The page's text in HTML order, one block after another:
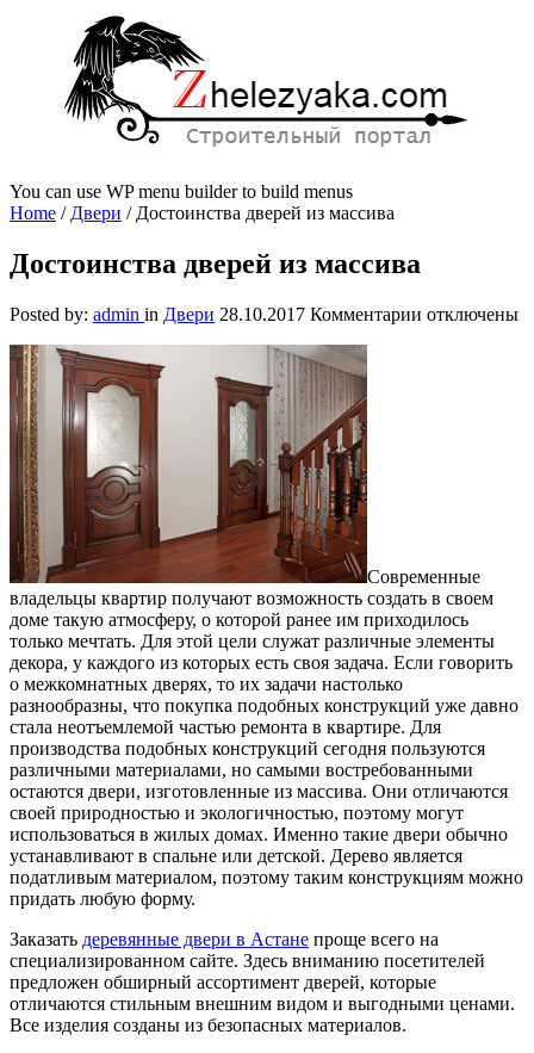
You can use WP menu builder to build menus
Home / Двери / Достоинства дверей из массива
Достоинства дверей из массива
Posted by: admin in Двери 28.10.2017 Комментарии котключены
Современные
владельцы квартир получают возможность создать в своем
доме такую атмосферу, о которой ранее им приходилось
только мечтать. Для этой цели служат различные элементы
декора, у каждого из которых есть своя задача. Если говорить
о межкомнатных дверях, то их задачи настолько
разнообразны, что покупка подобных конструкций уже давно
стала неотъемлемой частью ремонта в квартире. Для
производства подобных конструкций сегодня пользуются
различными материалами, но самыми востребованными
остаются двери, изготовленные из массива. Они отличаются
своей природностью и экологичностью, поэтому могут
использоваться в жилых домах. Именно такие двери обычно
устанавливают в спальне или детской. Дерево является
податливым материалом, поэтому таким конструкциям можно
придать любую форму.
Заказать деревянные двери в Астане проще всего на
специализированном сайте. Здесь вниманию посетителей
предложен обширный ассортимент дверей, которые
отличаются стильным внешним видом и выгодными ценами.
Все изделия созданы из безопасных материалов.